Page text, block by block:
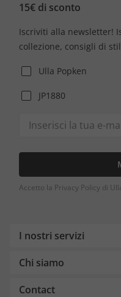
15€ di sconto
Iscriviti alla newsletter!
collezione, consigli di
Ulla Popken
JP1880
Accetto la Privacy Policy di
I nostri servizi
Chi siamo
Contact